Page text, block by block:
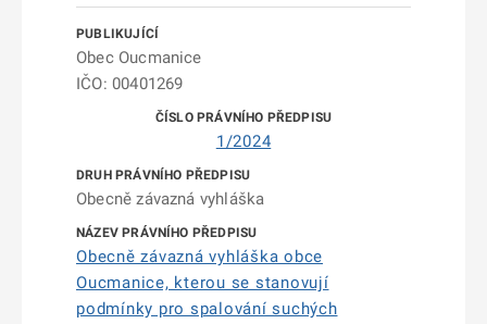
Obec Oucmanice
IČO: 00401269
1/2024
Obecně závazná vyhláška
Obecně závazná vyhláška obce
Oucmanice, kterou se stanovují
podmínky pro spalování suchých